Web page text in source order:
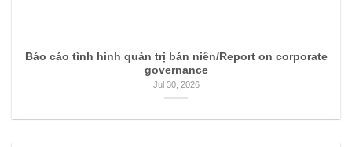
Báo cáo tình hinh quản trị bán niên/Report on corporate
governance
Jul 30, 2026